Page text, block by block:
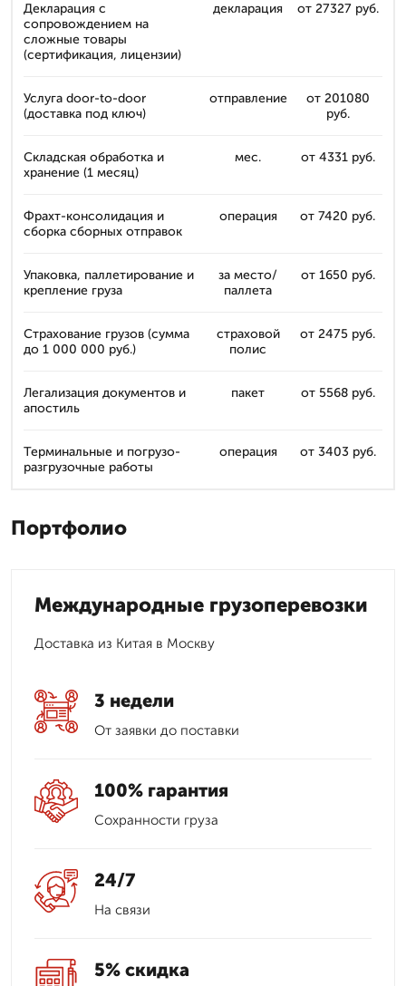
Декларация с
сопровождением на
сложные товары
(сертификация, лицензии)
декларация от 27327 руб.
Услуга door-to-door
(доставка под ключ)
отправление
от 201080
руб.
Складская обработка и
хранение (1 месяц)
мес. от 4331 руб.
Фрахт-консолидация и
сборка сборных отправок
операция от 7420 руб.
Упаковка, паллетирование и
крепление груза
за место/
паллета
от 1650 руб.
Страхование грузов (сумма
до 1 000 000 руб.)
страховой
полис
от 2475 руб.
Легализация документов и
апостиль
пакет от 5568 руб.
Терминальные и погрузо-
разгрузочные работы
операция от 3403 руб.
Портфолио
Международные грузоперевозки
Доставка из Китая в Москву
3 недели
От заявки до поставки
100% гарантия
Сохранности груза
24/7
На связи
5% скидка